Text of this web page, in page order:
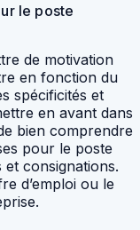
le poste
de motivation
en fonction du
spécificités et
en avant dans
bien comprendre
pour le poste
et consignations.
d’emploi ou le